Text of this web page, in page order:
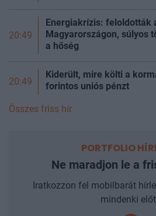
20:49
Energiakrízis: feloldották
Magyarországon, súlyos
a hőség
20:49
Kiderült, mire költi a
forintos uniós pénzt
Összes friss hír
PORTFOLIO
Ne maradjon le a
Iratkozzon fel mobilbarát
mindenki